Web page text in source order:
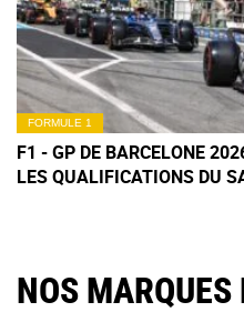
FORMULE 1
F1 - GP DE BARCELONE
LES QUALIFICATIONS DU
NOS